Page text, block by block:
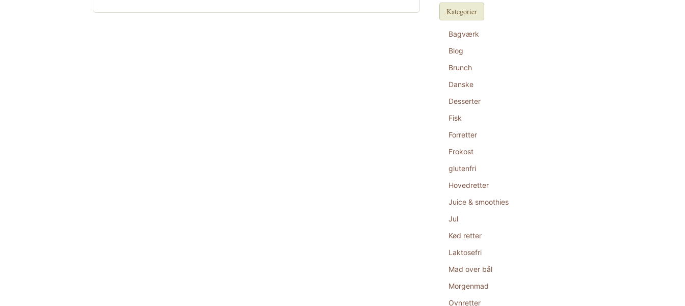
Kategorier
Bagværk
Blog
Brunch
Danske
Desserter
Fisk
Forretter
Frokost
glutenfri
Hovedretter
Juice & smoothies
Jul
Kød retter
Laktosefri
Mad over bål
Morgenmad
Ovnretter